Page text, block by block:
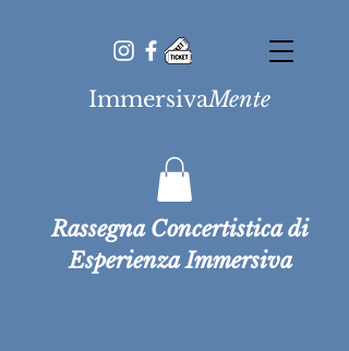
Rassegna Concertistica di
Esperienza Immersiva
ImmersivaMente